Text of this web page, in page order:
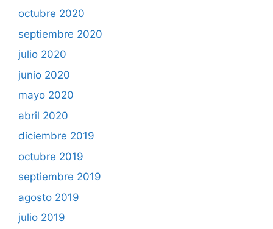
octubre 2020
septiembre 2020
julio 2020
junio 2020
mayo 2020
abril 2020
diciembre 2019
octubre 2019
septiembre 2019
agosto 2019
julio 2019